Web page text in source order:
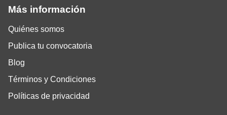
Más información
Quiénes somos
Publica tu convocatoria
Blog
Términos y Condiciones
Políticas de privacidad